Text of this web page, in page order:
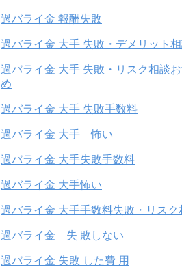
過バライ金 報酬失敗
過バライ金 大手 失敗・デメリット
過バライ金 大手 失敗・リスク相談
め
過バライ金 大手 失敗手数料
過バライ金 大手 怖い
過バライ金 大手失敗手数料
過バライ金 大手怖い
過バライ金 大手手数料失敗・リスク
過バライ金 失 敗しない
過バライ金 失敗 した費 用